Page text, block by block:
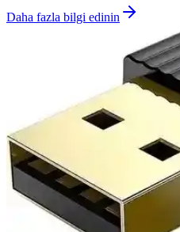
Daha fazla bilgi edinin